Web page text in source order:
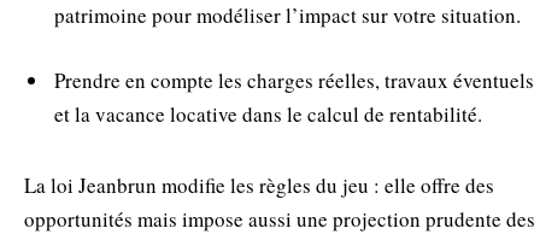
patrimoine pour modéliser l’impact sur votre situation.
Prendre en compte les charges réelles, travaux éventuels
et la vacance locative dans le calcul de rentabilité.
La loi Jeanbrun modifie les règles du jeu : elle offre des
opportunités mais impose aussi une projection prudente des